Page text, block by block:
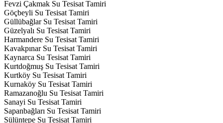
Fevzi Çakmak Su Tesisat Tamiri
Göçbeyli Su Tesisat Tamiri
Güllübağlar Su Tesisat Tamiri
Güzelyalı Su Tesisat Tamiri
Harmandere Su Tesisat Tamiri
Kavakpınar Su Tesisat Tamiri
Kaynarca Su Tesisat Tamiri
Kurtdoğmuş Su Tesisat Tamiri
Kurtköy Su Tesisat Tamiri
Kurnaköy Su Tesisat Tamiri
Ramazanoğlu Su Tesisat Tamiri
Sanayi Su Tesisat Tamiri
Sapanbağları Su Tesisat Tamiri
Sülüntepe Su Tesisat Tamiri